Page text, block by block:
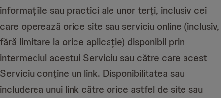
informațiile sau practici ale unor terți, inclusiv cei
care operează orice site sau serviciu online (inclusiv,
fără limitare la orice aplicație) disponibil prin
intermediul acestui Serviciu sau către care acest
Serviciu conține un link. Disponibilitatea sau
includerea unui link către orice astfel de site sau